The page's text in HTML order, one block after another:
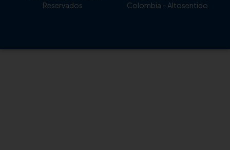
Reservados
Colombia – Altosentido